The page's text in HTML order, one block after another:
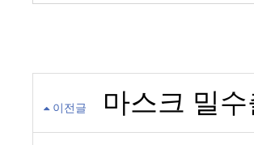
이전글 마스크 밀